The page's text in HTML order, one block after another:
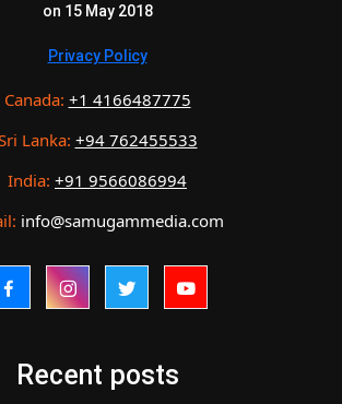
on 15 May 2018
Privacy Policy
Canada: +1 4166487775
Lanka: +94 762455533
India: +91 9566086994
info@samugammedia.com
Recent posts